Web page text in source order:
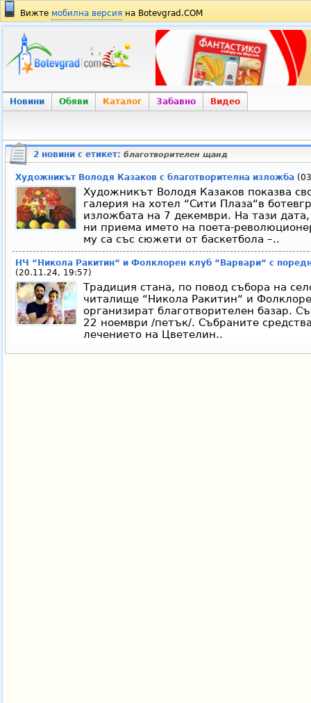
Вижте мобилна версия на Botevgrad.COM
Новини Обяви Каталог Забавно Видео
2 новини с етикет: благотворителен щанд
Художникът Володя Казаков с благотворителна изложба
Художникът Володя Казаков показва
галерия на хотел “Сити Плаза“в
изложбата на 7 декември. На тази
ни приема името на поета-
му са със сюжети от баскетбола –..
НЧ “Никола Ракитин“ и Фолклорен клуб “Варвари“ с
(20.11.24, 19:57)
Традиция стана, по повод събора на
читалище “Никола Ракитин“ и
организират благотворителен базар.
22 ноември /петък/. Събраните
лечението на Цветелин..